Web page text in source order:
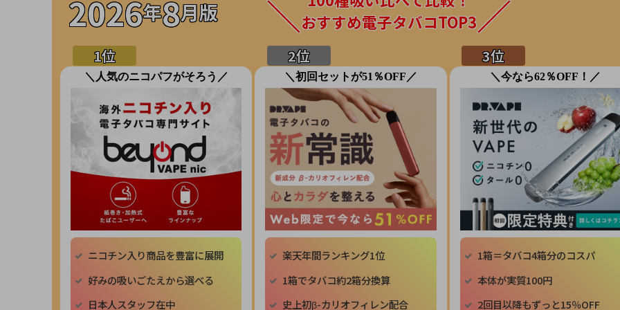
2026年8月版
おすすめ電子タバコTOP3
＼人気のニコパフがそろう／
ニコチン入り商品を豊富に展開
好みの吸いごたえから選べる
日本人スタッフ在中
＼初回セットが51％OFF／
楽天年間ランキング1位
1箱でタバコ約2箱分換算
史上初β-カリオフィレン配合
＼今なら62％OFF！／
1箱＝タバコ4箱分のコスパ
本体が実質100円
2回目以降もずっと15％OFF